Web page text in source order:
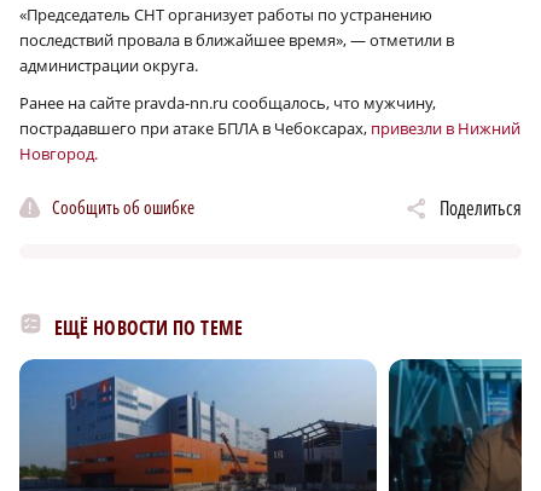
«Председатель СНТ организует работы по устранению
последствий провала в ближайшее время», — отметили в
администрации округа.
Ранее на сайте pravda-nn.ru сообщалось, что мужчину,
пострадавшего при атаке БПЛА в Чебоксарах, привезли в Нижний
Новгород.
Сообщить об ошибке Поделиться
ЕЩЁ НОВОСТИ ПО ТЕМЕ